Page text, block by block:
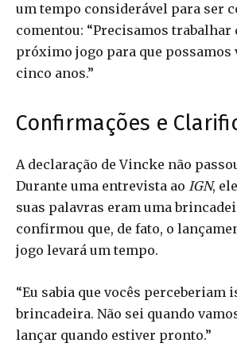
um tempo considerável para ser
comentou: “Precisamos trabalhar
próximo jogo para que possamos
cinco anos.”
Confirmações e
A declaração de Vincke não
Durante uma entrevista ao IGN,
suas palavras eram uma
confirmou que, de fato, o
jogo levará um tempo.
“Eu sabia que vocês perceberiam
brincadeira. Não sei quando
lançar quando estiver pronto.”